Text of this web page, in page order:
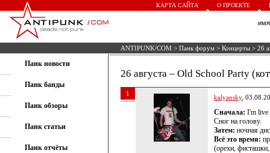
КАРТА САЙТА О ПРОЕКТЕ
ANTIPUNK/COM > Панк форум > Концерты > 26
Панк новости
Панк банды
Панк обзоры
Панк статьи
Панк отчёты
26 августа – Old School Party
1 kalyansky,
Сначала: I'm live
Сног на голову.
Затем: ночная
Всё это время:
(орехи,